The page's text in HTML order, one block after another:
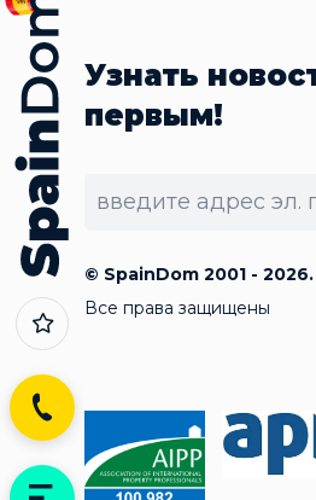
Узнать
первым!
© SpainDom 2001 - 2026.
Все права защищены